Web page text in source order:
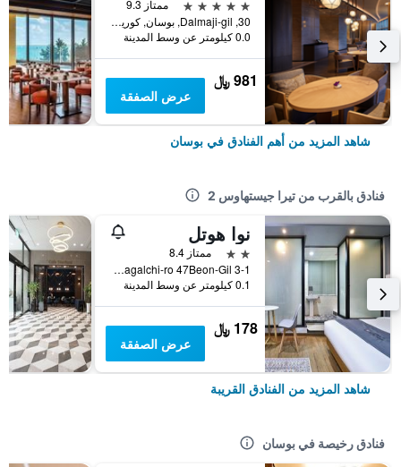
5 نجوم
ممتاز 9.3
30, Dalmaji-gil, بوسان, كوريا الجنوبية
0.0 كيلومتر عن وسط المدينة
981 ﷼
عرض الصفقة
شاهد المزيد من أهم الفنادق في بوسان
فنادق بالقرب من تيرا جيستهاوس 2
نوا هوتل
2 نجمتين
ممتاز 8.4
3-1 Jagalchi-ro 47Beon-Gil, بوسان, كوريا الجنوبية
0.1 كيلومتر عن وسط المدينة
178 ﷼
عرض الصفقة
شاهد المزيد من الفنادق القريبة
فنادق رخيصة في بوسان